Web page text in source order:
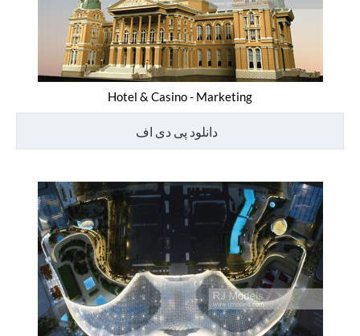
Hotel & Casino - Marketing
دانلود پی دی اف